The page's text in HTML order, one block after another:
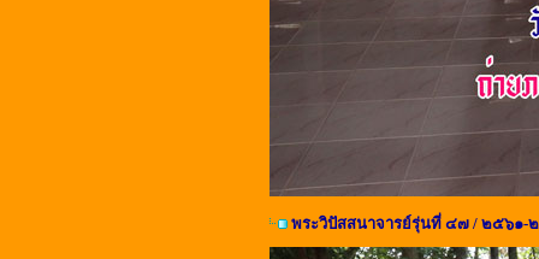
พระวิปัสสนาจารย์รุ่นที่ ๔๗ / ๒๕๖๑-